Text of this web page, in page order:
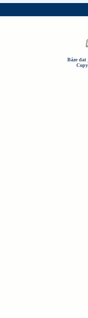
Báze dat